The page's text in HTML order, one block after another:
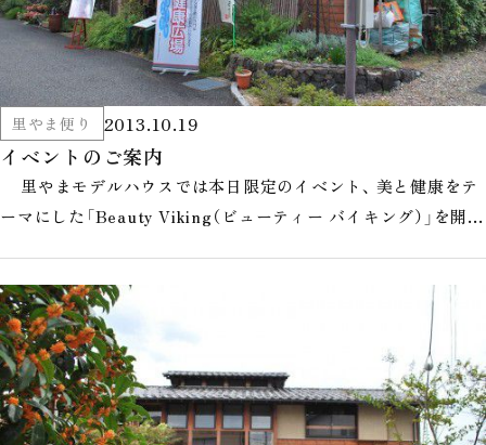
里やま便り 2013.10.19
イベントのご案内
里やまモデルハウスでは本日限定のイベント、 美と健康をテ
ーマにした「Beauty Viking（ビューティー バイキング）」を開催